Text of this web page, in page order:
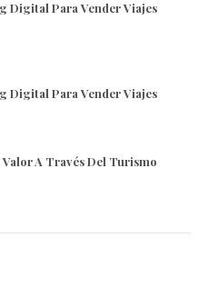
Digital Para Vender Viajes
Digital Para Vender Viajes
A Través Del Turismo